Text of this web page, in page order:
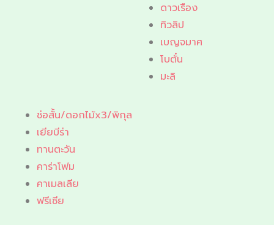
ดาวเรือง
ทิวลิป
เบญจมาศ
โบตั๋น
มะลิ
ช่อสั้น/ดอกไม้x3/พิกุล
เยียบีร่า
ทานตะวัน
คาร่าโฟม
คาเมลเลีย
ฟรีเซีย